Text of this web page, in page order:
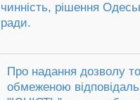
чинність, рішення
ради.
Про надання дозволу
обмеженою